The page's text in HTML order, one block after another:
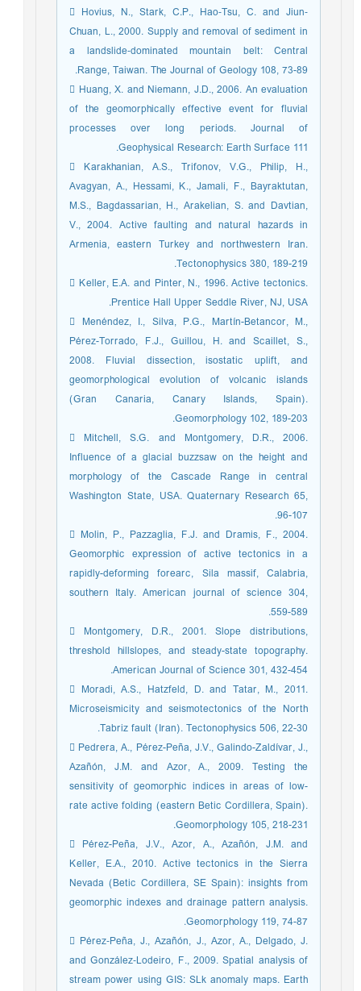
 Hovius, N., Stark, C.P., Hao‐Tsu, C. and Jiun‐
Chuan, L., 2000. Supply and removal of sediment in
a landslide‐dominated mountain belt: Central
Range, Taiwan. The Journal of Geology 108, 73-89.
 Huang, X. and Niemann, J.D., 2006. An evaluation
of the geomorphically effective event for fluvial
processes over long periods. Journal of
Geophysical Research: Earth Surface 111.
 Karakhanian, A.S., Trifonov, V.G., Philip, H.,
Avagyan, A., Hessami, K., Jamali, F., Bayraktutan,
M.S., Bagdassarian, H., Arakelian, S. and Davtian,
V., 2004. Active faulting and natural hazards in
Armenia, eastern Turkey and northwestern Iran.
Tectonophysics 380, 189-219.
 Keller, E.A. and Pinter, N., 1996. Active tectonics.
Prentice Hall Upper Seddle River, NJ, USA.
 Menéndez, I., Silva, P.G., Martín-Betancor, M.,
Pérez-Torrado, F.J., Guillou, H. and Scaillet, S.,
2008. Fluvial dissection, isostatic uplift, and
geomorphological evolution of volcanic islands
(Gran Canaria, Canary Islands, Spain).
Geomorphology 102, 189-203.
 Mitchell, S.G. and Montgomery, D.R., 2006.
Influence of a glacial buzzsaw on the height and
morphology of the Cascade Range in central
Washington State, USA. Quaternary Research 65,
96-107.
 Molin, P., Pazzaglia, F.J. and Dramis, F., 2004.
Geomorphic expression of active tectonics in a
rapidly-deforming forearc, Sila massif, Calabria,
southern Italy. American journal of science 304,
559-589.
 Montgomery, D.R., 2001. Slope distributions,
threshold hillslopes, and steady-state topography.
American Journal of Science 301, 432-454.
 Moradi, A.S., Hatzfeld, D. and Tatar, M., 2011.
Microseismicity and seismotectonics of the North
Tabriz fault (Iran). Tectonophysics 506, 22-30.
 Pedrera, A., Pérez-Peña, J.V., Galindo-Zaldívar, J.,
Azañón, J.M. and Azor, A., 2009. Testing the
sensitivity of geomorphic indices in areas of low-
rate active folding (eastern Betic Cordillera, Spain).
Geomorphology 105, 218-231.
 Pérez-Peña, J.V., Azor, A., Azañón, J.M. and
Keller, E.A., 2010. Active tectonics in the Sierra
Nevada (Betic Cordillera, SE Spain): insights from
geomorphic indexes and drainage pattern analysis.
Geomorphology 119, 74-87.
 Pérez‐Peña, J., Azañón, J., Azor, A., Delgado, J.
and González‐Lodeiro, F., 2009. Spatial analysis of
stream power using GIS: SLk anomaly maps. Earth